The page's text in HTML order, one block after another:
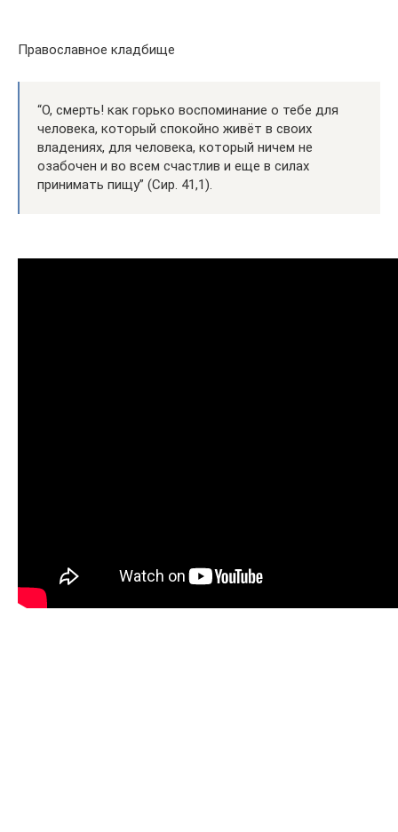
Православное кладбище
“О, смерть! как горько воспоминание о тебе для
человека, который спокойно живёт в своих
владениях, для человека, который ничем не
озабочен и во всем счастлив и еще в силах
принимать пищу” (Сир. 41,1).